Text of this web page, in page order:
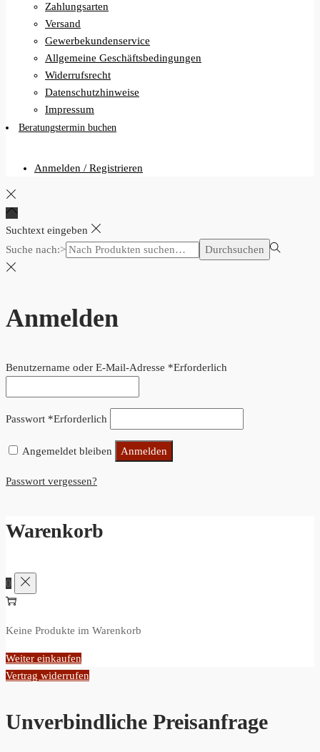
Zahlungsarten
Versand
Gewerbekundenservice
Allgemeine Geschäftsbedingungen
Widerrufsrecht
Datenschutzhinweise
Impressum
Beratungstermin buchen
Anmelden / Registrieren
Suchtext eingeben
Suche nach:>
Durchsuchen
Anmelden
Benutzername oder E-Mail-Adresse *Erforderlich
Passwort *Erforderlich
Angemeldet bleiben Anmelden
Passwort vergessen?
Warenkorb
0
Keine Produkte im Warenkorb
Weiter einkaufen
Vertrag widerrufen
Unverbindliche Preisanfrage